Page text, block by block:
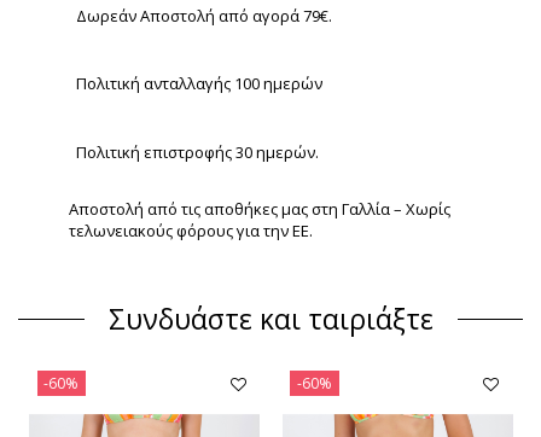
Δωρεάν Αποστολή από αγορά 79€.
Πολιτική ανταλλαγής 100 ημερών
Πολιτική επιστροφής 30 ημερών.
Αποστολή από τις αποθήκες μας στη Γαλλία – Χωρίς
τελωνειακούς φόρους για την ΕΕ.
Συνδυάστε και ταιριάξτε
-60% -60%